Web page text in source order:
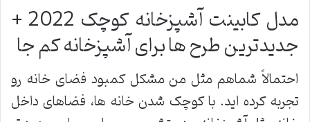
مدل کابینت آشپزخانه کوچک 2022 +
جدیدترین طرح ها برای آشپزخانه کم جا
احتمالاً شماهم مثل من مشکل کمبود فضای خانه رو
تجربه کرده اید. با کوچک شدن خانه ها، فضاهای داخل